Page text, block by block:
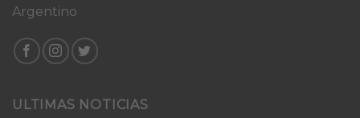
Argentino
ULTIMAS NOTICIAS